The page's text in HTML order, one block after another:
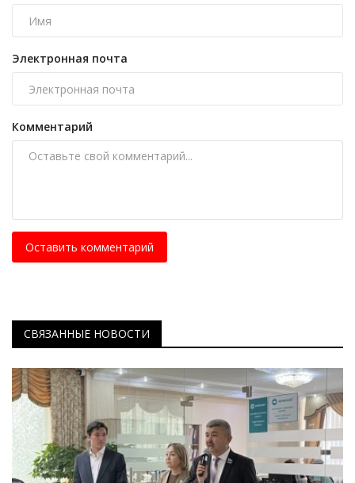
Электронная почта
Комментарий
Оставить комментарий
СВЯЗАННЫЕ НОВОСТИ